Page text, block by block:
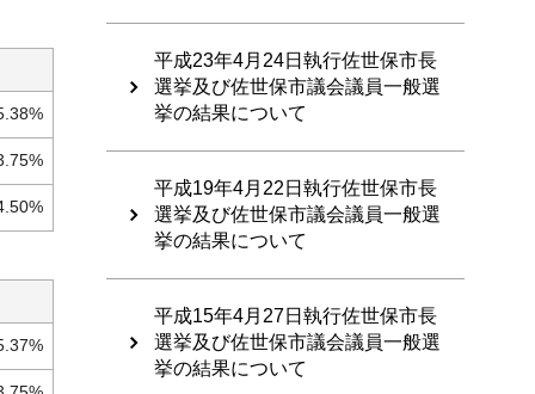
平成23年4月24日執行佐世保市長
選挙及び佐世保市議会議員一般選
挙の結果について
平成19年4月22日執行佐世保市長
選挙及び佐世保市議会議員一般選
挙の結果について
平成15年4月27日執行佐世保市長
選挙及び佐世保市議会議員一般選
挙の結果について